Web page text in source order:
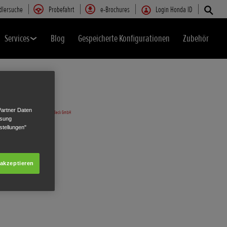
Probefahrt e-Brochures Login Honda ID
Services Blog Gespeicherte Konfigurationen Zubehör
Daten